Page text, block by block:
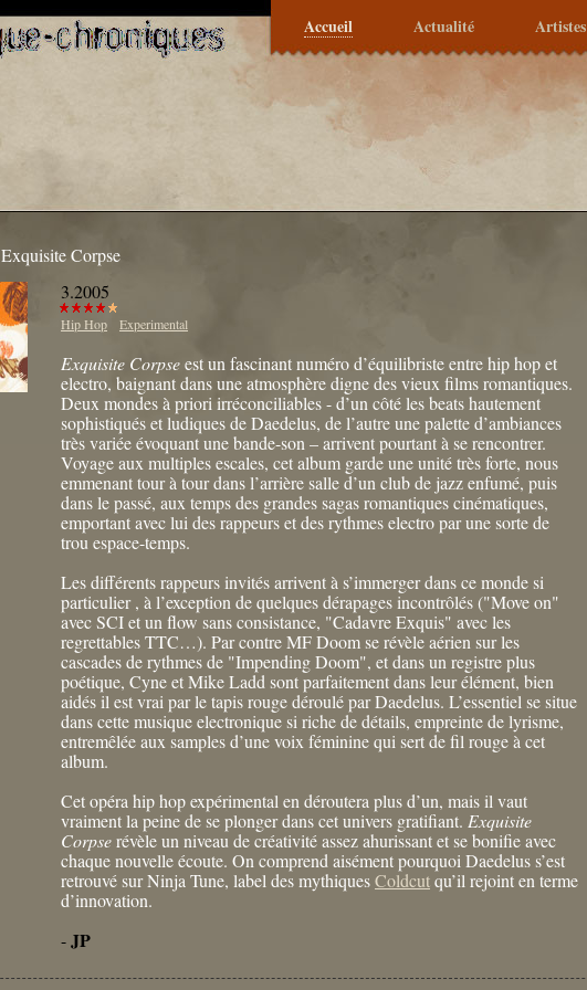
Accueil Actualité Artistes
Exquisite Corpse
3.2005
Hip Hop Experimental
Exquisite Corpseest un fascinant numéro d’équilibriste entre hip hop et
electro, baignant dans une atmosphère digne des vieux films romantiques.
Deux mondes à priori irréconciliables - d’un côté les beats hautement
sophistiqués et ludiques de Daedelus, de l’autre une palette d’ambiances
très variée évoquant une bande-son – arrivent pourtant à se rencontrer.
Voyage aux multiples escales, cet album garde une unité très forte, nous
emmenant tour à tour dans l’arrière salle d’un club de jazz enfumé, puis
dans le passé, aux temps des grandes sagas romantiques cinématiques,
emportant avec lui des rappeurs et des rythmes electro par une sorte de
trou espace-temps.
Les différents rappeurs invités arrivent à s’immerger dans ce monde si
particulier , à l’exception de quelques dérapages incontrôlés ("Move on"
avec SCI et un flow sans consistance, "Cadavre Exquis" avec les
regrettables TTC…). Par contre MF Doom se révèle aérien sur les
cascades de rythmes de "Impending Doom", et dans un registre plus
poétique, Cyne et Mike Ladd sont parfaitement dans leur élément, bien
aidés il est vrai par le tapis rouge déroulé par Daedelus. L’essentiel se situe
dans cette musique electronique si riche de détails, empreinte de lyrisme,
entremêlée aux samples d’une voix féminine qui sert de fil rouge à cet
album.
Cet opéra hip hop expérimental en déroutera plus d’un, mais il vaut
vraiment la peine de se plonger dans cet univers gratifiant. Exquisite
Corpserévèle un niveau de créativité assez ahurissant et se bonifie avec
chaque nouvelle écoute. On comprend aisément pourquoi Daedelus s’est
retrouvé sur Ninja Tune, label des mythiquesColdcutqu’il rejoint en terme
d’innovation.
-JP